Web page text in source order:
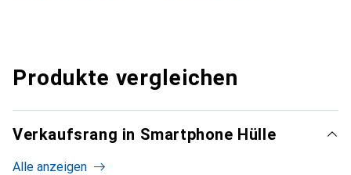
Produkte vergleichen
Verkaufsrang in Smartphone Hülle
Alle anzeigen